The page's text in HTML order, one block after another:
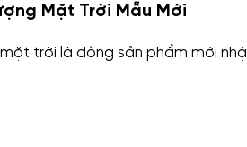
Mặt Trời Mẫu Mới
trời là dòng sản phẩm mới